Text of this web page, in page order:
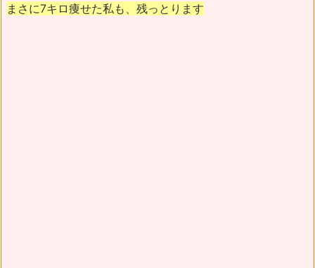
まさに7キロ痩せた私も、残っとります